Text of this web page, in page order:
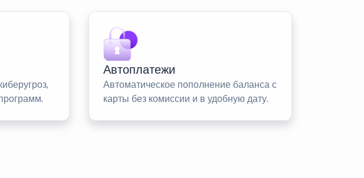
Автоплатежи
Автоматическое пополнение баланса с
карты без комиссии и в удобную дату.